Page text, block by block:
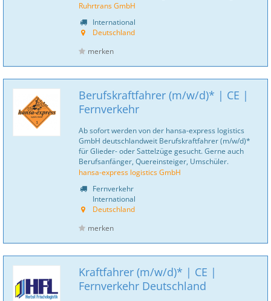
Ruhrtrans GmbH
International
Deutschland
merken
Berufskraftfahrer (m/w/d)* | CE |
Fernverkehr
Ab sofort werden von der hansa-express logistics
GmbH deutschlandweit Berufskraftfahrer (m/w/d)*
für Glieder- oder Sattelzüge gesucht. Gerne auch
Berufsanfänger, Quereinsteiger, Umschüler.
hansa-express logistics GmbH
Fernverkehr
International
Deutschland
merken
Kraftfahrer (m/w/d)* | CE |
Fernverkehr Deutschland